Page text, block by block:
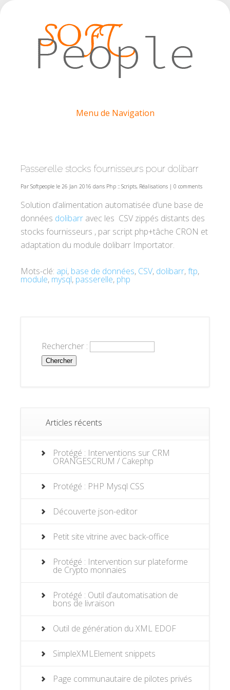
Menu de Navigation
Passerelle stocks fournisseurs pour dolibarr
Par Softpeople le 26 Jan 2016 dans Php :: Scripts, Réalisations | 0 comments
Solution d’alimentation automatisée d’une base de
données dolibarr avec les CSV zippés distants des
stocks fournisseurs , par script php+tâche CRON et
adaptation du module dolibarr Importator.
Mots-clé: api, base de données, CSV, dolibarr,ftp,
module, mysql, passerelle, php
Rechercher :
Articles récents
Protégé : Interventions sur CRM
ORANGESCRUM / Cakephp
Protégé : PHP Mysql CSS
Découverte json-editor
Petit site vitrine avec back-office
Protégé : Intervention sur plateforme
de Crypto monnaies
Protégé : Outil d’automatisation de
bons de livraison
Outil de génération du XML EDOF
SimpleXMLElement snippets
Page communautaire de pilotes privés